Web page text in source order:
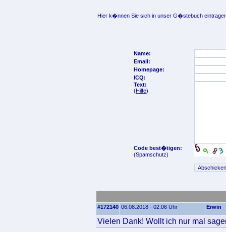
Hier k�nnen Sie sich in unser G�stebuch
Name:
Email:
Homepage:
ICQ:
Text:
(Hilfe)
Code best�tigen:
(Spamschutz)
#172140 06.08.2018 - 02:06 Uhr Erwin
Vielen Dank! Wollt ich nur mal